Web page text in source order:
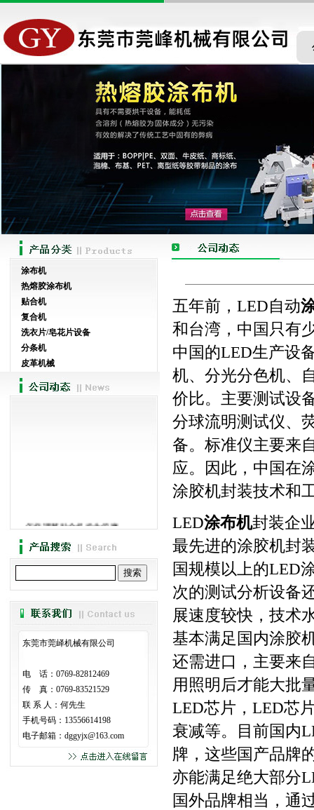
1
涂布机
热熔胶涂布机
贴合机
复合机
洗衣片/皂花片设备
分条机
皮革机械
怎样调整贴合机发生偏磨
强力胶贴合机-讲述贴...
·阐述分切机的发展现状
·热熔胶涂布机介绍和特色
· 广新贴合机主要生产品名录
热熔胶涂布机的工艺优...
东莞市莞峄机械有限公司
电 话：0769-82812469
传 真：0769-83521529
联 系 人：何先生
手机号码：13556614198
电子邮箱： dggyjx@163.com
五年前，LED自动
和台湾，中国只有
中国的LED生产设
机、分光分色机、
价比。主要测试设
分球流明测试仪、
备。标准仪主要来
应。因此，中国在
涂胶机封装技术和
LED涂布机封装企
最先进的涂胶机封
国规模以上的LED
次的测试分析设备
展速度较快，技术
基本满足国内涂胶
还需进口，主要来
用照明后才能大批
LED芯片，LED芯
衰减等。目前国内
牌，这些国产品牌
亦能满足绝大部分
国外品牌相当，通